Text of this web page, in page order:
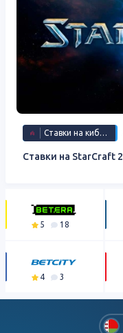
Ставки на киберспорт
Ставки на StarCraft 2
5 18
4 3